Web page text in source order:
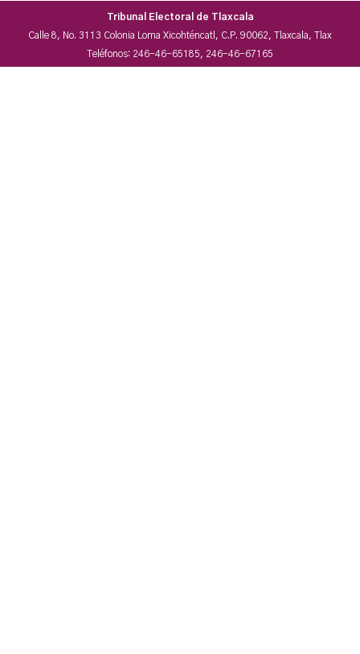
Tribunal Electoral de Tlaxcala
Calle 8, No. 3113 Colonia Loma Xicohténcatl, C.P. 90062, Tlaxcala, Tlax
Teléfonos: 246-46-65185, 246-46-67165